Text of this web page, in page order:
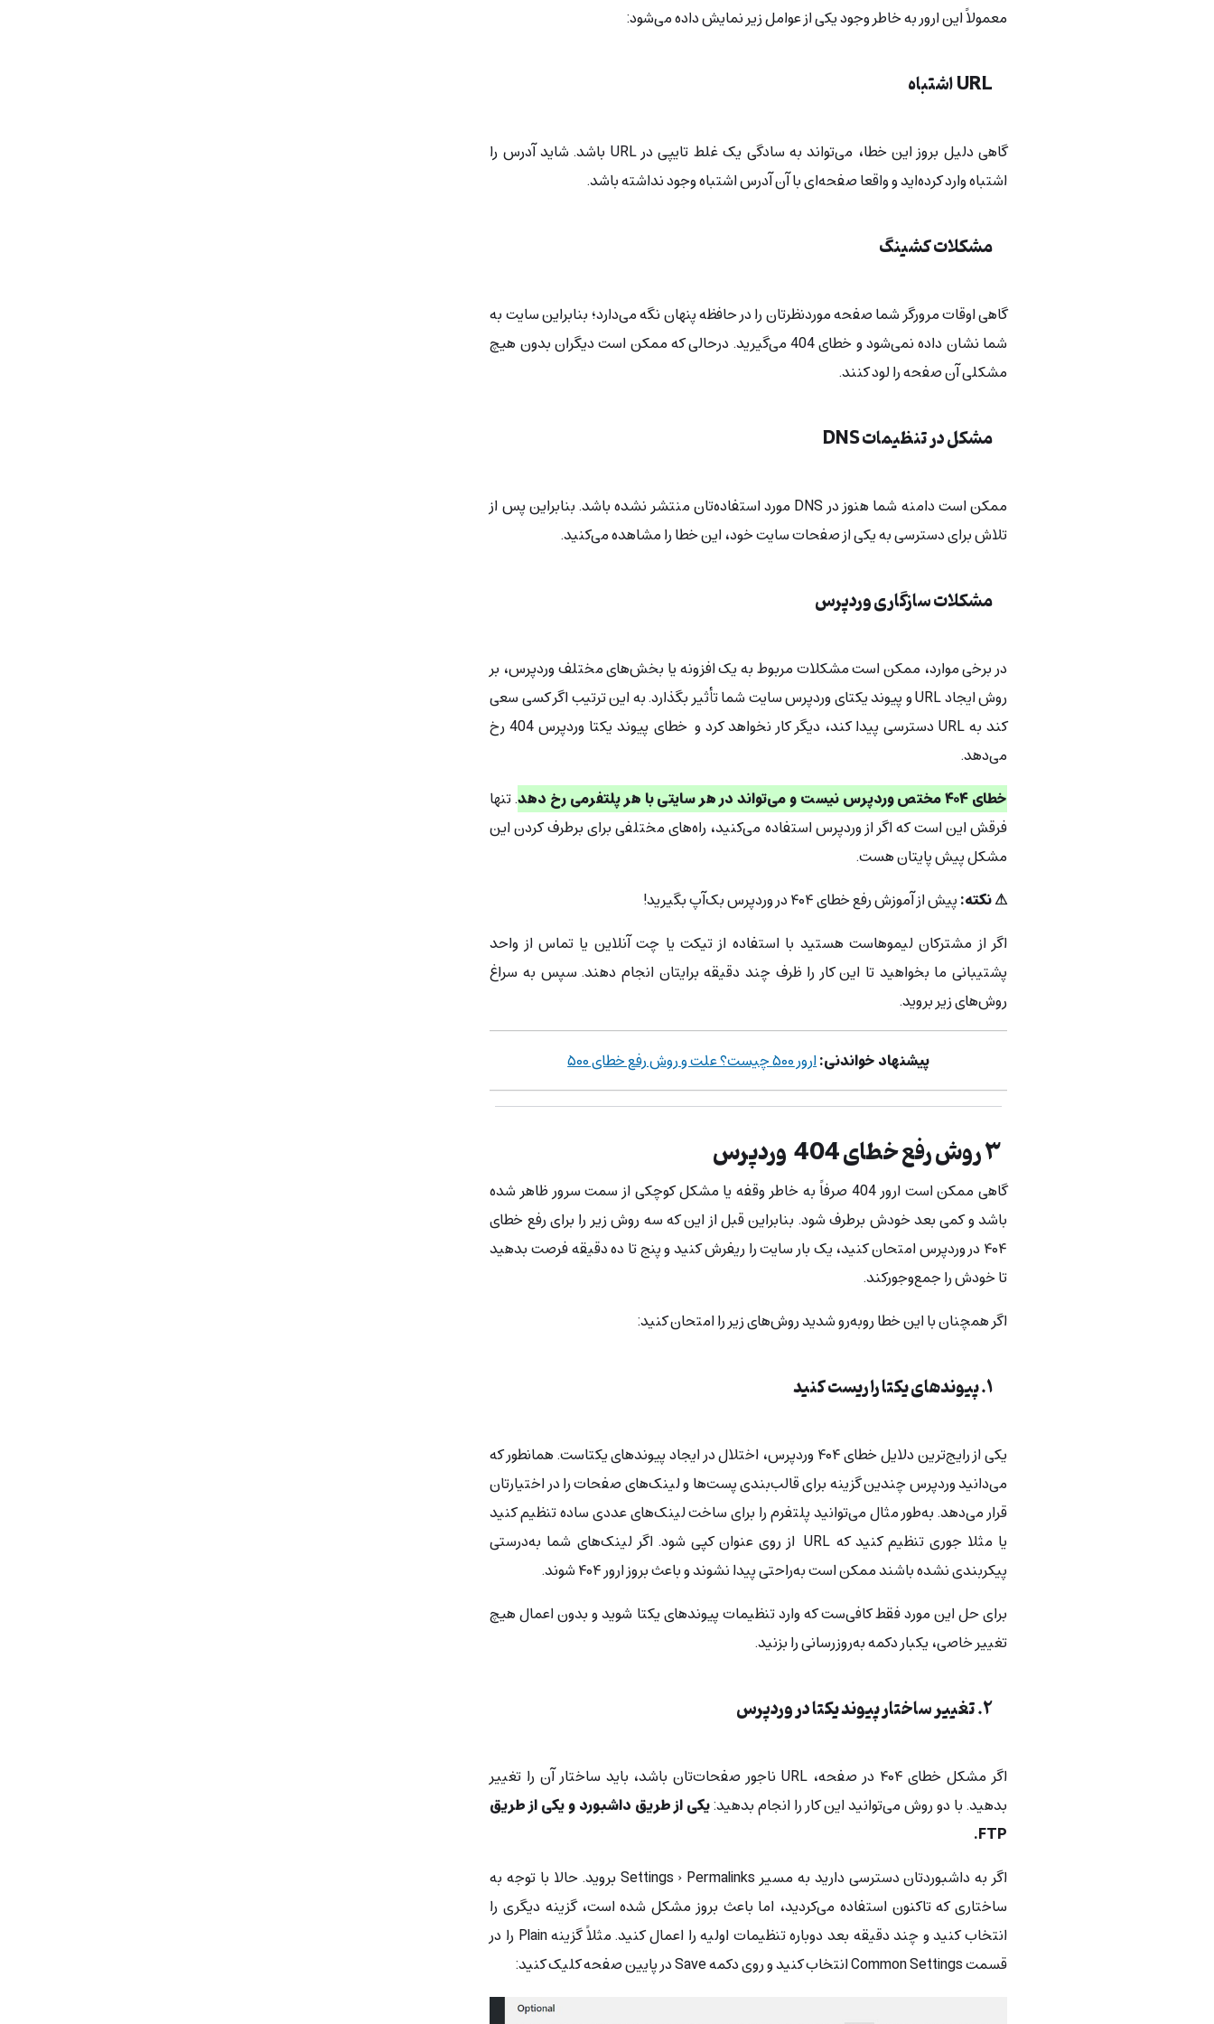
معمولاً این ارور به خاطر وجود یکی از عوامل زیر نمایش داده می‌شود:
URL اشتباه
گاهی دلیل بروز این خطا، می‌تواند به‌ سادگی یک غلط تایپی در URL باشد. شاید آدرس را
اشتباه وارد کرده‌اید و واقعا صفحه‌ای با آن آدرس اشتباه وجود نداشته باشد.
مشکلات کشینگ
گاهی اوقات مرورگر شما صفحه‌ موردنظرتان را در حافظه‌ پنهان نگه می‌دارد؛ بنابراین سایت به
شما نشان داده نمی‌شود و خطای 404 می‌گیرید. درحالی که ممکن است دیگران بدون هیچ
مشکلی آن صفحه را لود کنند.
مشکل در تنظیمات DNS
ممکن است دامنه‌ شما هنوز در DNS مورد استفاده‌تان منتشر نشده باشد. بنابراین پس از
تلاش برای دسترسی به یکی از صفحات سایت خود، این خطا را مشاهده می‌کنید.
مشکلات سازگاری وردپرس
در برخی موارد، ممکن است مشکلات مربوط به یک افزونه یا بخش‌های مختلف وردپرس، بر
روش ایجاد URL و پیوند یکتای وردپرس سایت شما تأثیر بگذارد. به این ترتیب اگر کسی سعی
کند به URL دسترسی پیدا کند، دیگر کار نخواهد کرد و خطای پیوند یکتا وردپرس 404 رخ
می‌دهد.
خطای ۴۰۴ مختص وردپرس نیست و می‌تواند در هر سایتی با هر پلتفرمی رخ دهد
. تنها
فرقش این است که اگر از وردپرس استفاده می‌کنید، راه‌های مختلفی برای برطرف کردن این
مشکل پیش پایتان هست.
⚠ نکته:پیش از آموزش رفع خطای ۴۰۴ در وردپرس بک‌آپ بگیرید!
اگر از مشترکان لیموهاست هستید با استفاده از تیکت یا چت آنلاین یا تماس از واحد
پشتیبانی ما بخواهید تا این کار را ظرف چند دقیقه برایتان انجام دهند. سپس به سراغ
روش‌های زیر بروید.
پیشنهاد خواندنی:ارور ۵۰۰ چیست؟ علت و روش رفع خطای ۵۰۰
۳ روش رفع خطای 404 وردپرس
گاهی ممکن است ارور 404 صرفاً به خاطر وقفه یا مشکل کوچکی از سمت سرور ظاهر شده
باشد و کمی‌ بعد خودش برطرف شود. بنابراین قبل از این که سه روش زیر را برای رفع خطای
۴۰۴ در وردپرس امتحان کنید، یک بار سایت را ریفرش کنید و پنج تا ده دقیقه فرصت بدهید
تا خودش را جمع‌وجورکند.
اگر همچنان با این خطا روبه‌رو شدید روش‌های زیر را امتحان کنید:
۱. پیوندهای یکتا را ریست کنید
یکی از رایج‌ترین دلایل خطای ۴۰۴ وردپرس، اختلال در ایجاد پیوندهای یکتاست. همانطور که
می‌دانید وردپرس چندین گزینه برای قالب‌بندی پست‌ها و لینک‌های صفحات را در اختیارتان
قرار می‌دهد. به‌طور مثال می‌توانید پلتفرم را برای ساخت لینک‌های عددی ساده تنظیم کنید
یا مثلا جوری تنظیم کنید که URL از روی عنوان کپی شود. اگر لینک‌های شما به‌درستی
پیکربندی نشده‌ باشند ممکن است به‌راحتی پیدا نشوند و باعث بروز ارور ۴۰۴ شوند.
برای حل این مورد فقط کافی‌ست که وارد تنظیمات پیوند‌های یکتا شوید و بدون اعمال هیچ
تغییر خاصی، یکبار دکمه به‌روزرسانی را بزنید.
۲. تغییر ساختار پیوند یکتا در وردپرس
اگر مشکل خطای ۴۰۴ در صفحه، URL ناجور صفحات‌تان باشد، باید ساختار آن را تغییر
بدهید. با دو روش می‌توانید این کار را انجام بدهید:یکی از طریق داشبورد و یکی از طریق
FTP.
اگر به داشبوردتان دسترسی دارید به مسیر Settings › Permalinks بروید. حالا با توجه به
ساختاری که تاکنون استفاده می‌کردید، اما باعث بروز مشکل شده‌ است، گزینه‌ دیگری را
انتخاب کنید و چند دقیقه بعد دوباره تنظیمات اولیه را اعمال کنید. مثلاً گزینه Plain را در
قسمت Common Settings انتخاب کنید و روی دکمه Save در پایین صفحه کلیک کنید: